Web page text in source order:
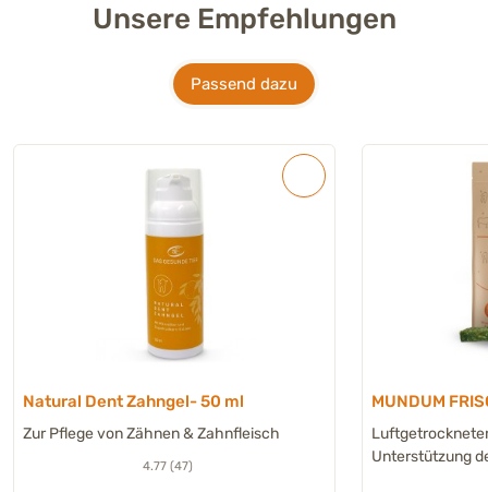
Unsere Empfehlungen
Passend dazu
Natural Dent Zahngel- 50 ml
Zur Pflege von Zähnen & Zahnfleisch
4.77 (47)
MUNDUM
Unterstützung